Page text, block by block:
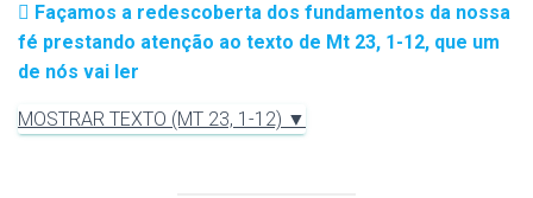
Façamos a redescoberta dos fundamentos da nossa
fé prestando atenção ao texto de Mt 23, 1-12, que um
de nós vai ler
MOSTRAR TEXTO (MT 23, 1-12) ▼